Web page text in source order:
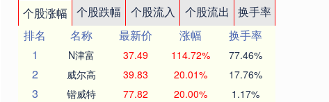
个股涨幅 个股跌幅 个股流入 个股流出
换手率
排名
名称 最新价 涨幅
换手率
1
N津富 37.49 114.72% 77.46%
2 威尔高 39.83 20.01% 17.76%
3 锴威特 77.82 20.00% 1.17%